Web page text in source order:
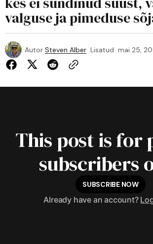
valguse ja pimeduse
Autor Steven Alber Lisatud mai 25,
This post is for
subscribers
SUBSCRIBE NOW
Already have an account?